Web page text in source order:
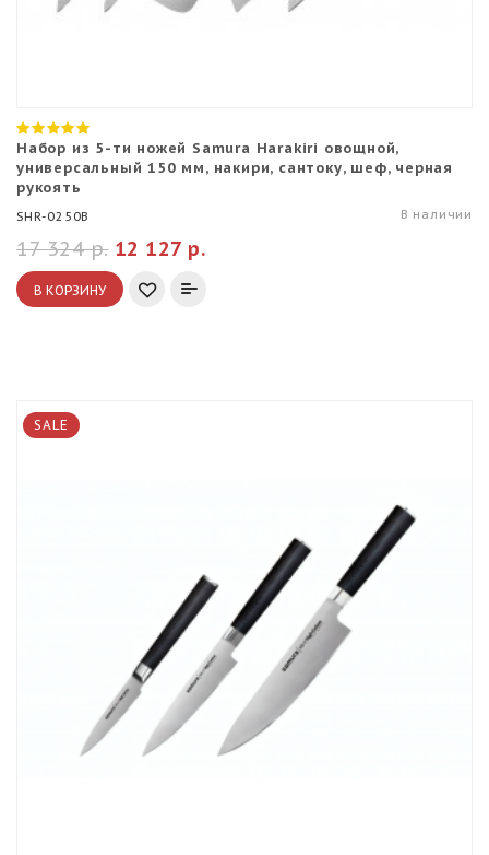
Набор из 5-ти ножей Samura Harakiri овощной,
универсальный 150 мм, накири, сантоку, шеф, черная
рукоять
SHR-0250B В наличии
12 127 р.
17 324 р.
В КОРЗИНУ
SALE